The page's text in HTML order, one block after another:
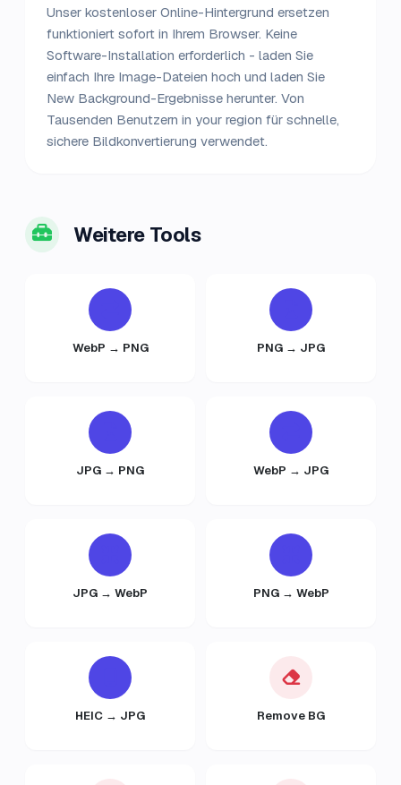
Unser kostenloser Online-Hintergrund ersetzen
funktioniert sofort in Ihrem Browser. Keine
Software-Installation erforderlich - laden Sie
einfach Ihre Image-Dateien hoch und laden Sie
New Background-Ergebnisse herunter. Von
Tausenden Benutzern in your region für schnelle,
sichere Bildkonvertierung verwendet.
Weitere Tools
WebP → PNG PNG → JPG
JPG → PNG WebP → JPG
JPG → WebP PNG → WebP
HEIC → JPG Remove BG